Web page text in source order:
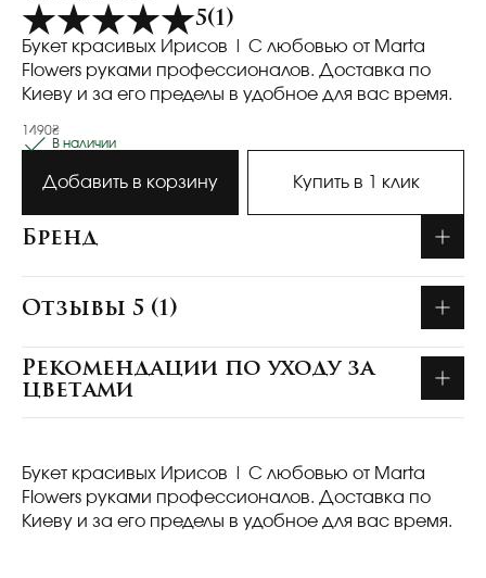
5(1)
Букет красивых Ирисов | С любовью от Marta
Flowers руками профессионалов. Доставка по
Киеву и за его пределы в удобное для вас время.
1490₴
В наличии
Добавить в корзину Купить в 1 клик
Бренд
Отзывы 5 (1)
Рекомендации по уходу за
цветами
Букет красивых Ирисов | С любовью от Marta
Flowers руками профессионалов. Доставка по
Киеву и за его пределы в удобное для вас время.